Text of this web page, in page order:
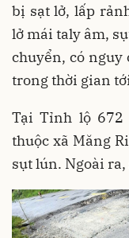
bị sạt lở, lấp
lở mái taly âm,
chuyển, có nguy
trong thời gian
Tại Tỉnh lộ 672
thuộc xã Măng
sụt lún. Ngoài